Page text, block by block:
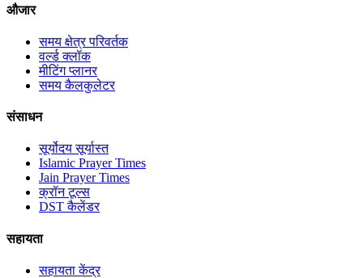
औजार
समय क्षेत्र परिवर्तक
वर्ल्ड क्लॉक
मीटिंग प्लानर
समय कैलकुलेटर
संसाधन
सूर्योदय सूर्यास्त
Islamic Prayer Times
Jain Prayer Times
क्रॉन टूल्स
DST कैलेंडर
सहायता
सहायता केंद्र